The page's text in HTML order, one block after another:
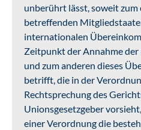
unberührt lässt, soweit zum
betreffenden
internationalen
Zeitpunkt der Annahme
und zum anderen dieses
betrifft, die in der
Rechtsprechung des
Unionsgesetzgeber
einer Verordnung die